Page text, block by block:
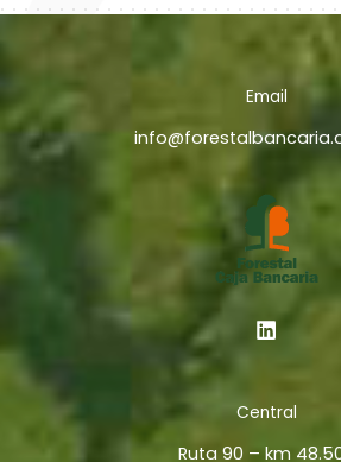
Email
Central
Ruta 90 – km